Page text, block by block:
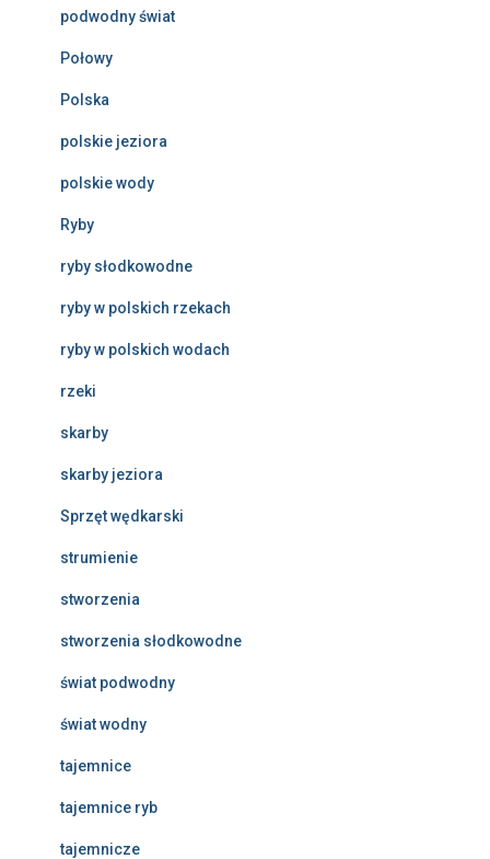
podwodny świat
Połowy
Polska
polskie jeziora
polskie wody
Ryby
ryby słodkowodne
ryby w polskich rzekach
ryby w polskich wodach
rzeki
skarby
skarby jeziora
Sprzęt wędkarski
strumienie
stworzenia
stworzenia słodkowodne
świat podwodny
świat wodny
tajemnice
tajemnice ryb
tajemnicze